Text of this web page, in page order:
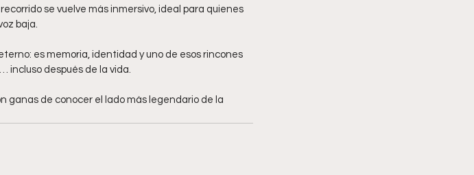
se vuelve más inmersivo, ideal para quienes
baja.
es memoria, identidad y uno de esos rincones
incluso después de la vida.
ganas de conocer el lado más legendario de la